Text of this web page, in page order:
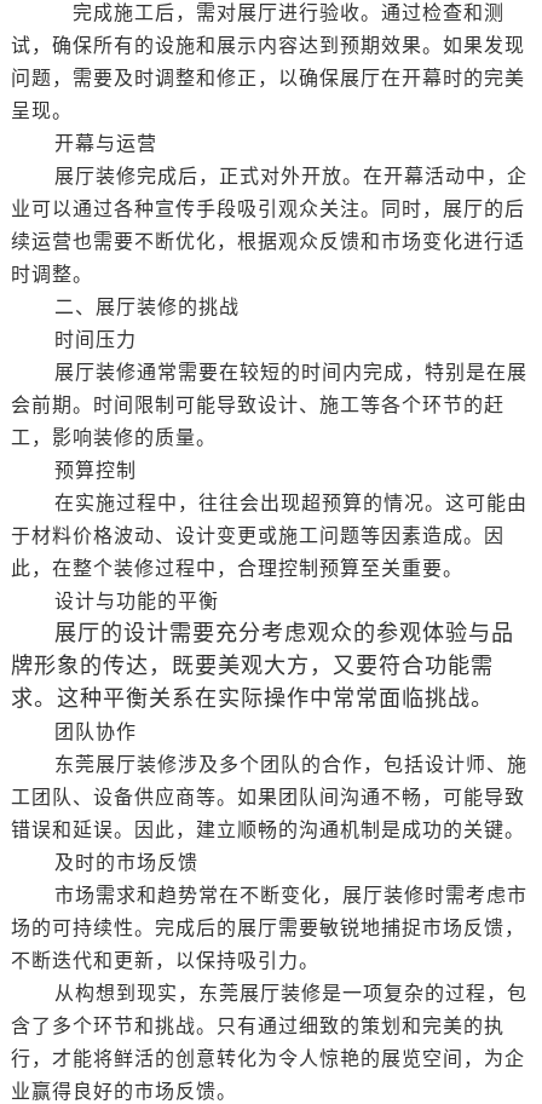
完成施工后，需对展厅进行验收。通过检查和测
试，确保所有的设施和展示内容达到预期效果。如果发现
问题，需要及时调整和修正，以确保展厅在开幕时的完美
呈现。
开幕与运营
展厅装修完成后，正式对外开放。在开幕活动中，企
业可以通过各种宣传手段吸引观众关注。同时，展厅的后
续运营也需要不断优化，根据观众反馈和市场变化进行适
时调整。
二、展厅装修的挑战
时间压力
展厅装修通常需要在较短的时间内完成，特别是在展
会前期。时间限制可能导致设计、施工等各个环节的赶
工，影响装修的质量。
预算控制
在实施过程中，往往会出现超预算的情况。这可能由
于材料价格波动、设计变更或施工问题等因素造成。因
此，在整个装修过程中，合理控制预算至关重要。
设计与功能的平衡
展厅的设计需要充分考虑观众的参观体验与品
牌形象的传达，既要美观大方，又要符合功能需
求。这种平衡关系在实际操作中常常面临挑战。
团队协作
东莞展厅装修涉及多个团队的合作，包括设计师、施
工团队、设备供应商等。如果团队间沟通不畅，可能导致
错误和延误。因此，建立顺畅的沟通机制是成功的关键。
及时的市场反馈
市场需求和趋势常在不断变化，展厅装修时需考虑市
场的可持续性。完成后的展厅需要敏锐地捕捉市场反馈，
不断迭代和更新，以保持吸引力。
从构想到现实，东莞展厅装修是一项复杂的过程，包
含了多个环节和挑战。只有通过细致的策划和完美的执
行，才能将鲜活的创意转化为令人惊艳的展览空间，为企
业赢得良好的市场反馈。